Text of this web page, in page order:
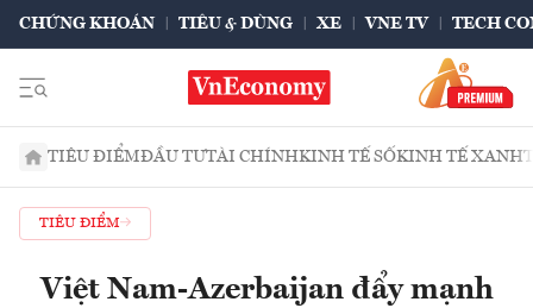
CHỨNG KHOÁN TIÊU & DÙNG XE VNE TV TECH
TIÊU ĐIỂMĐẦU TƯTÀI CHÍNHKINH TẾ SỐKINH TẾ XANH
TIÊU ĐIỂM
Việt Nam-Azerbaijan đẩy mạnh